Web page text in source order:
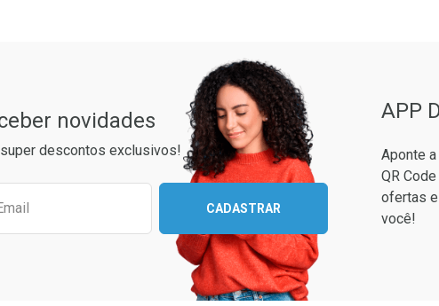
novidades
descontos exclusivos!
abaixo para receber as melhores ofertas:
CADASTRAR
APP
Aponte
QR
ofertas
você!